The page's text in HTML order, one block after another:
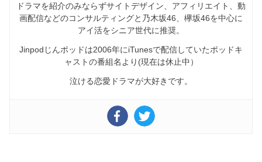
ドラマを紹介のみならずサイトデザイン、アフィリエイト、動
画配信などのコンサルティングと乃木坂46、欅坂46を中心に
アイ活をシニア世代に推奨。
Jinpodじんポッドは2006年にiTunesで配信していたポッドキ
ャストの番組名より(現在は休止中）
泣ける恋愛ドラマが大好きです。